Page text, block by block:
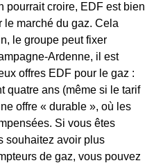
pourrait croire, EDF est bien
le marché du gaz. Cela
le groupe peut fixer
Ardenne, il est
offres EDF pour le gaz :
quatre ans (même si le tarif
offre « durable », où les
Si vous êtes
souhaitez avoir plus
de gaz, vous pouvez